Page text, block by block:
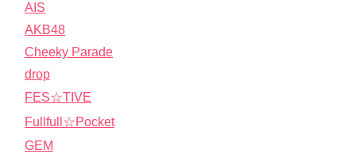
AIS
AKB48
Cheeky Parade
drop
FES☆TIVE
Fullfull☆Pocket
GEM